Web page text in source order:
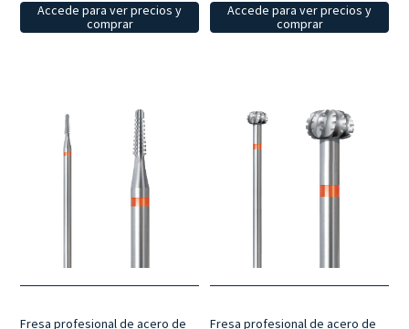
Accede para ver precios y
comprar
Accede para ver precios y
comprar
Fresa profesional de acero de
Fresa profesional de acero de